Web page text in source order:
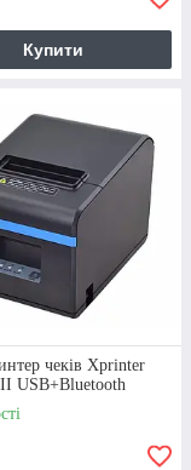
Купити
чеків Xprinter
USB+Bluetooth